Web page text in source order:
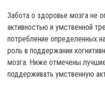
Забота о здоровье мозга не
активностью и умственной
потребление определенных
роль в поддержании
мозга. Ниже отмечены
поддерживать умственную